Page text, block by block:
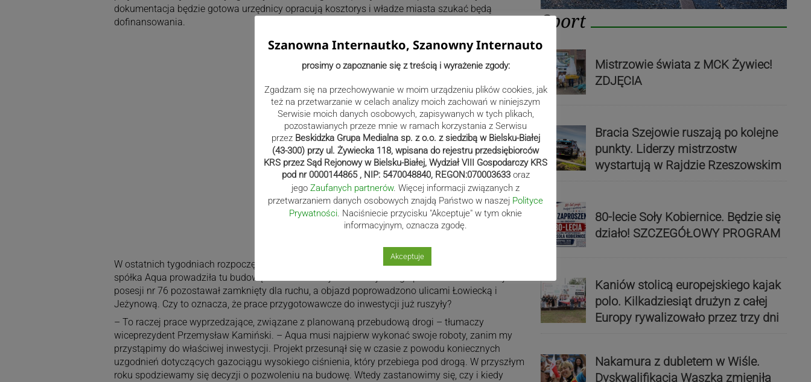
dokumentacja będzie gotowa urzędnicy opracują kosztorys i władze miasta szukać będą
dofinansowania.
W ostatnich tygodniach rozpoczęły się roboty ziemne. Okazuje się, że od początku października
spółka Aqua prowadziła tu budowę sieci kanalizacji sanitarnej. Z tego powodu odcinek w rejonie
posesji nr 76 pozostawał zamknięty dla ruchu, a objazd poprowadzono ulicami Łowiecką i
Jeżynową. Czy to oznacza, że prace przygotowawcze do inwestycji już ruszyły?
– To raczej prace wyprzedzające, związane z planowaną przebudową drogi – tłumaczy
wiceprezydent Przemysław Kamiński. – Aqua musi najpierw wykonać swoje roboty, zanim my
przystąpimy do właściwej inwestycji. Projekt przesunął się w czasie z powodu koniecznych
uzgodnień dotyczących gazociągu wysokiego ciśnienia, który przebiega pod drogą. W przyszłym
roku spodziewamy się decyzji o pozwoleniu na budowę. Wtedy zastanowimy się, czy i kiedy
Sport
Mistrzowie świata z MCK Żywiec!
ZDJĘCIA
Bracia Szejowie ruszają po kolejne
punkty. Liderzy mistrzostw
wystartują w Rajdzie Rzeszowskim
80-lecie Soły Kobiernice. Będzie się
działo! SZCZEGÓŁOWY PROGRAM
Kaniów stolicą europejskiego kajak
polo. Kilkadziesiąt drużyn z całej
Europy rywalizowało przez trzy dni
Nakamura z dubletem w Wiśle.
Dyskwalifikacja Waszka zmieniła
Szanowna Internautko, Szanowny Internauto
prosimy o zapoznanie się z treścią i wyrażenie zgody:
Zgadzam się na przechowywanie w moim urządzeniu plików cookies, jak
też na przetwarzanie w celach analizy moich zachowań w niniejszym
Serwisie moich danych osobowych, zapisywanych w tych plikach,
pozostawianych przeze mnie w ramach korzystania z Serwisu
przez Beskidzka Grupa Medialna sp. z o.o. z siedzibą w Bielsku-Białej
(43-300) przy ul. Żywiecka 118, wpisana do rejestru przedsiębiorców
KRS przez Sąd Rejonowy w Bielsku-Białej, Wydział VIII Gospodarczy KRS
pod nr 0000144865 , NIP: 5470048840, REGON:070003633 oraz
jego Zaufanych partnerów. Więcej informacji związanych z
przetwarzaniem danych osobowych znajdą Państwo w naszej Polityce
Prywatności . Naciśniecie przycisku "Akceptuje" w tym oknie
informacyjnym, oznacza zgodę.
Akceptuje